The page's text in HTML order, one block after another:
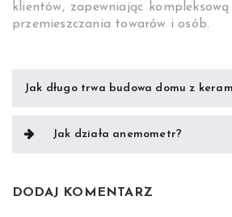
klientów, zapewniając
przemieszczania towarów i osób.
Nawigacja
Jak długo trwa budowa domu z
Jak działa anemometr?
DODAJ KOMENTARZ